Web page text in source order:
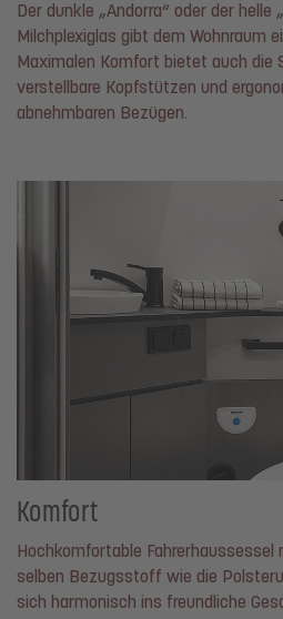
Der dunkle „Andorra“ oder der helle
Milchplexiglas gibt dem Wohnraum
Maximalen Komfort bietet auch die
verstellbare Kopfstützen und
abnehmbaren Bezügen.
Komfort
Hochkomfortable
selben Bezugsstoff wie die
sich harmonisch ins freundliche